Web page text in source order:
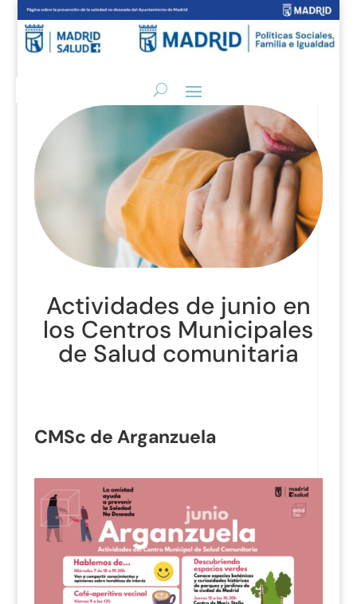
Actividades de junio en
los Centros Municipales
de Salud comunitaria
CMSc de Arganzuela